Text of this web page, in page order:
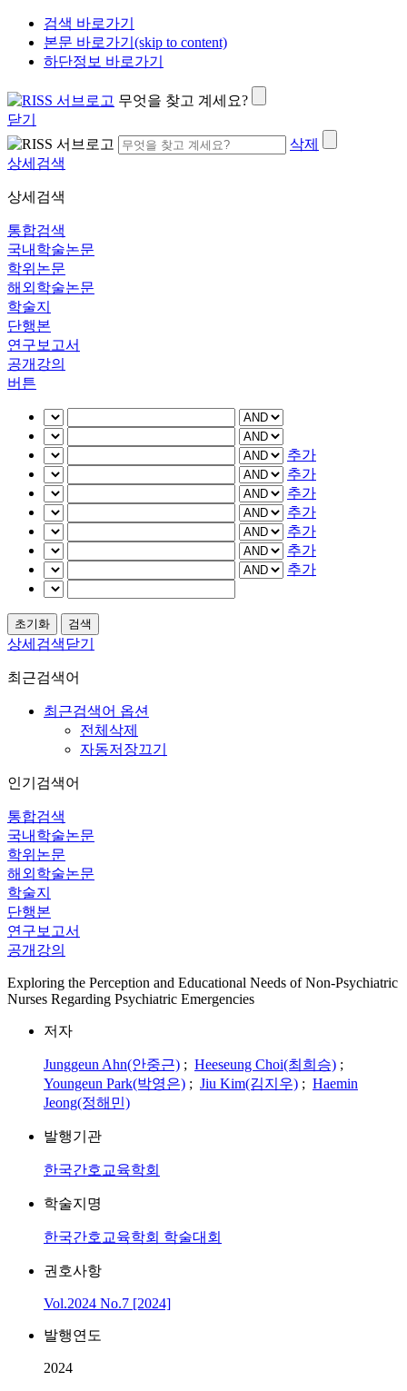
검색 바로가기
본문 바로가기(skip to content)
하단정보 바로가기
무엇을 찾고 계세요?
닫기
삭제
상세검색
상세검색
통합검색
국내학술논문
학위논문
해외학술논문
학술지
단행본
연구보고서
공개강의
버튼
추가
추가
추가
추가
추가
추가
추가
상세검색닫기
최근검색어
최근검색어 옵션
전체삭제
자동저장끄기
인기검색어
통합검색
국내학술논문
학위논문
해외학술논문
학술지
단행본
연구보고서
공개강의
Exploring the Perception and Educational Needs of Non-Psychiatric
Nurses Regarding Psychiatric Emergencies
저자
Junggeun Ahn(안중근) ; Heeseung Choi(최희승) ;
Youngeun Park(박영은) ; Jiu Kim(김지우) ; Haemin
Jeong(정해민)
발행기관
한국간호교육학회
학술지명
한국간호교육학회 학술대회
권호사항
Vol.2024 No.7 [2024]
발행연도
2024